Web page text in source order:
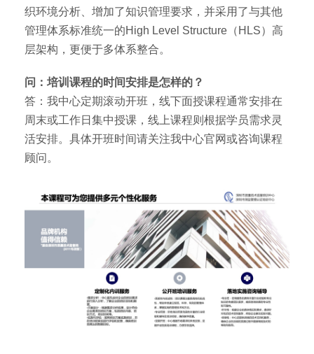
织环境分析、增加了知识管理要求，并采用了与其他
管理体系标准统一的High Level Structure（HLS）高
层架构，更便于多体系整合。
问：培训课程的时间安排是怎样的？
答：我中心定期滚动开班，线下面授课程通常安排在
周末或工作日集中授课，线上课程则根据学员需求灵
活安排。具体开班时间请关注我中心官网或咨询课程
顾问。